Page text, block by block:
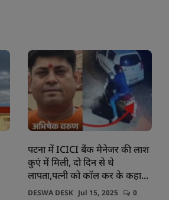
पटना में ICICI बैंक मैनेजर की लाश
कुएं में मिली, दो दिन से थे
लापता,पत्नी को कॉल कर के कहा...
DESWA DESK Jul 15, 2025
0